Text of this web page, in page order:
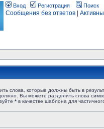
Вход Регистрация Поиск
Сообщения без ответов
слова, которые должны быть в
Вы можете разделить слова
* в качестве шаблона для